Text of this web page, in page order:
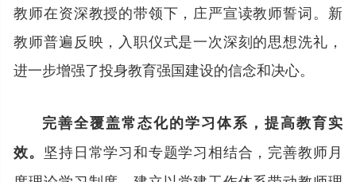
教师在资深教授的带领下，庄严宣读教师誓词。新
教师普遍反映，入职仪式是一次深刻的思想洗礼，
进一步增强了投身教育强国建设的信念和决心。
完善全覆盖常态化的学习体系，提高教育实
效。 坚持日常学习和专题学习相结合，完善教师月